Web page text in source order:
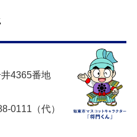
4365番地
0111（代）